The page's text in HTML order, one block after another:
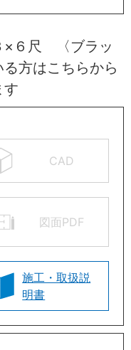
６尺 〈ブラッ
方はこちらから
す
CAD
図面PDF
施工・取扱説
明書